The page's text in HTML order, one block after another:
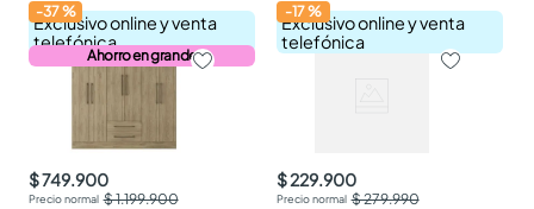
Exclusivo online y venta
telefónica
Ahorro en grande
-37%
$ 749.900
$ 1.199.900
Exclusivo online y venta
telefónica
-17%
$ 229.900
$ 279.990